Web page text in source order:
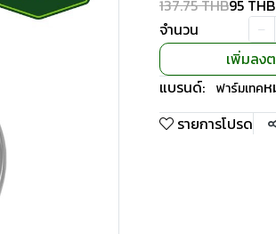
137.75 THB95 THB
จำนวน
เพิ่มลง
แบรนด์:
ฟาร์มเทค
รายการโปรด